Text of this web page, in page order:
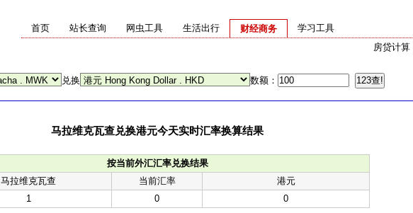
首页 站长查询 网虫工具 生活出行
财经商务
房贷计算
学习工具
兑换 数额：
马拉维克瓦查兑换港元今天实时汇率换算结果
按当前外汇汇率兑换结果
马拉维克瓦查
当前汇率
港元
1
0 0